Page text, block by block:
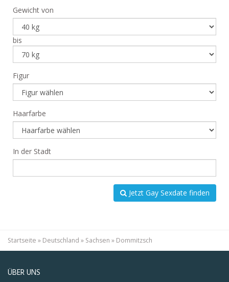
Gewicht von
bis
Figur
Haarfarbe
In der Stadt
Jetzt Gay Sexdate finden
Startseite » Deutschland » Sachsen » Dommitzsch
ÜBER UNS